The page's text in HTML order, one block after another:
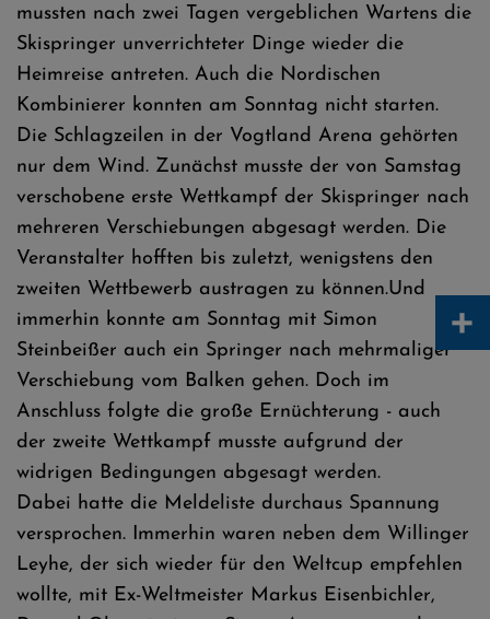
mussten nach zwei Tagen vergeblichen Wartens die
Skispringer unverrichteter Dinge wieder die
Heimreise antreten. Auch die Nordischen
Kombinierer konnten am Sonntag nicht starten.
Die Schlagzeilen in der Vogtland Arena gehörten
nur dem Wind. Zunächst musste der von Samstag
verschobene erste Wettkampf der Skispringer nach
mehreren Verschiebungen abgesagt werden. Die
Veranstalter hofften bis zuletzt, wenigstens den
zweiten Wettbewerb austragen zu können.Und
immerhin konnte am Sonntag mit Simon
Steinbeißer auch ein Springer nach mehrmaliger
Verschiebung vom Balken gehen. Doch im
Anschluss folgte die große Ernüchterung - auch
der zweite Wettkampf musste aufgrund der
widrigen Bedingungen abgesagt werden.
Dabei hatte die Meldeliste durchaus Spannung
versprochen. Immerhin waren neben dem Willinger
Leyhe, der sich wieder für den Weltcup empfehlen
wollte, mit Ex-Weltmeister Markus Eisenbichler,
+